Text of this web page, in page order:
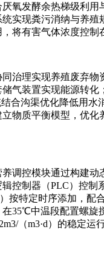
氧发酵余热梯级利
实现粪污消纳与养
将有害气体浓度控
治理实现养殖废弃
气装置实现能源转
合沟渠优化降低用水
物质平衡模型，优
调控模块通过构建
控制器（PLC）控制
）按特定时序添加，
35℃中温段配置螺
（m3·d）的稳定运